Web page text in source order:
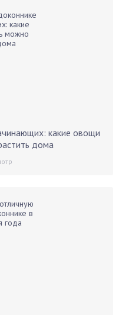
какие овощи
дома